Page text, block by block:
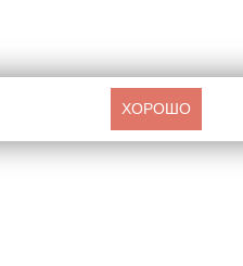
ХОРОШО